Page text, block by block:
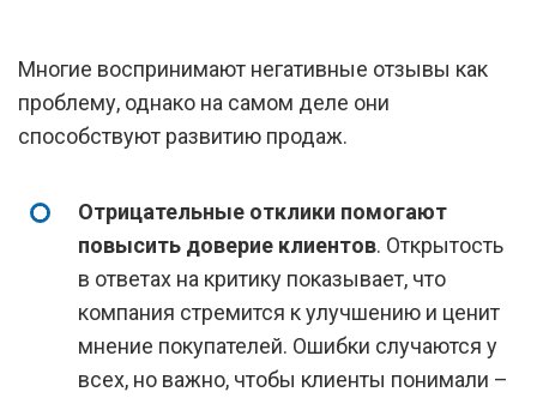
Многие воспринимают негативные отзывы как
проблему, однако на самом деле они
способствуют развитию продаж.
Отрицательные отклики помогают
повысить доверие клиентов. Открытость
в ответах на критику показывает, что
компания стремится к улучшению и ценит
мнение покупателей. Ошибки случаются у
всех, но важно, чтобы клиенты понимали –